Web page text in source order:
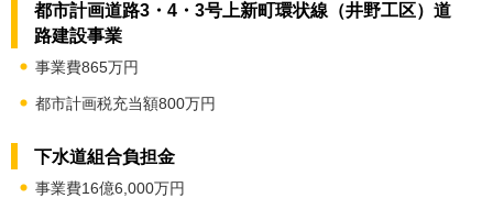
都市計画道路3・4・3号上新町環状線（井野工区）道
路建設事業
事業費865万円
都市計画税充当額800万円
下水道組合負担金
事業費16億6,000万円